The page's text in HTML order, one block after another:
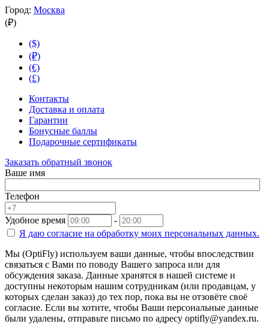
Город: Москва
(₽)
($)
(₽)
(€)
(£)
Контакты
Доставка и оплата
Гарантии
Бонусные баллы
Подарочные сертификаты
Заказать обратный звонок
Ваше имя
Телефон
Удобное время
-
Я даю согласие на обработку моих персональных данных.
Мы (OptiFly) используем ваши данные, чтобы впоследствии
связаться с Вами по поводу Вашего запроса или для
обсуждения заказа. Данные хранятся в нашей системе и
доступны некоторым нашим сотрудникам (или продавцам, у
которых сделан заказ) до тех пор, пока вы не отзовёте своё
согласие. Если вы хотите, чтобы Ваши персональные данные
были удалены, отправьте письмо по адресу optifly@yandex.ru.